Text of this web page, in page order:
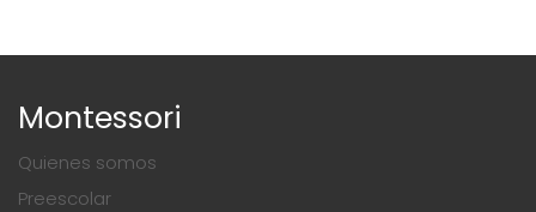
Montessori
Quienes somos
Preescolar